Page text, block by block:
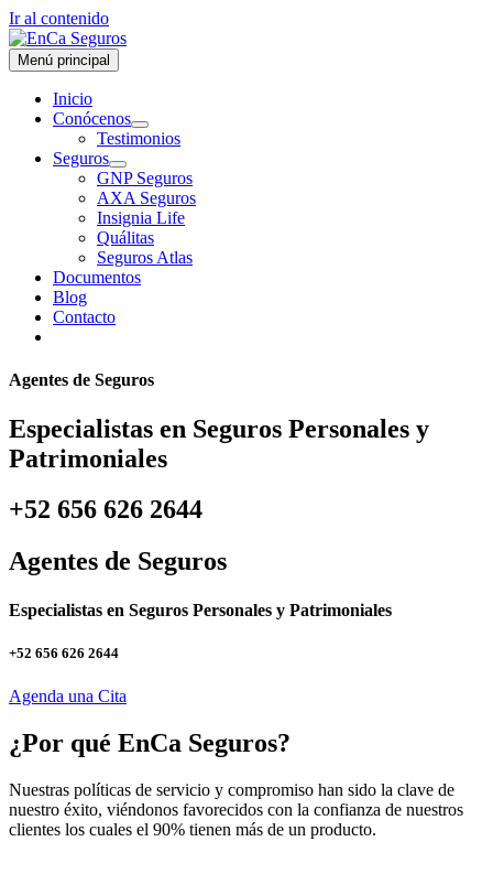
Ir al contenido
Menú principal
Inicio
Conócenos
Testimonios
Seguros
GNP Seguros
AXA Seguros
Insignia Life
Quálitas
Seguros Atlas
Documentos
Blog
Contacto
Agentes de Seguros
Especialistas en Seguros Personales y
Patrimoniales​
+52 656 626 2644
Agentes de Seguros
Especialistas en Seguros Personales y Patrimoniales
+52 656 626 2644
Agenda una Cita
¿Por qué EnCa Seguros?
Nuestras políticas de servicio y compromiso han sido la clave de
nuestro éxito, viéndonos favorecidos con la confianza de nuestros
clientes los cuales el 90% tienen más de un producto.